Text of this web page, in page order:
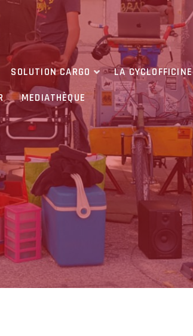
SOLUTION CARGO LA CYCLOFFICINE
MEDIATHÈQUE